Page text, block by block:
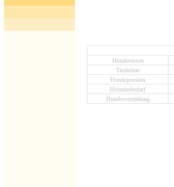
Hunderassen
Tierheime
Hundepension
Heimtierbedarf
Hundevermittlung